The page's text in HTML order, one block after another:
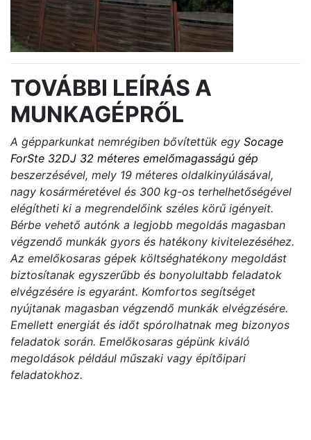
TOVÁBBI LEÍRÁS A
MUNKAGÉPRŐL
A gépparkunkat nemrégiben bővítettük egy Socage
ForSte 32DJ 32 méteres emelőmagasságú gép
beszerzésével, mely 19 méteres oldalkinyúlásával,
nagy kosárméretével és 300 kg-os terhelhetőségével
elégítheti ki a megrendelőink széles körű igényeit.
Bérbe vehető autónk a legjobb megoldás magasban
végzendő munkák gyors és hatékony kivitelezéséhez.
Az emelőkosaras gépek költséghatékony megoldást
biztosítanak egyszerűbb és bonyolultabb feladatok
elvégzésére is egyaránt. Komfortos segítséget
nyújtanak magasban végzendő munkák elvégzésére.
Emellett energiát és időt spórolhatnak meg bizonyos
feladatok során. Emelőkosaras gépünk kiváló
megoldások például műszaki vagy építőipari
feladatokhoz.